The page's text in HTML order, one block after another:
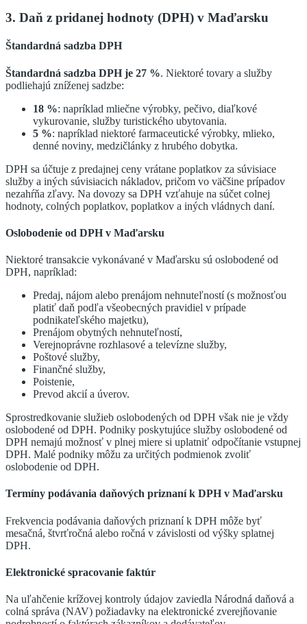
3. Daň z pridanej hodnoty (DPH) v Maďarsku
Štandardná sadzba DPH
Štandardná sadzba DPH je 27 %. Niektoré tovary a služby
podliehajú zníženej sadzbe:
18 %: napríklad mliečne výrobky, pečivo, diaľkové
vykurovanie, služby turistického ubytovania.
5 %: napríklad niektoré farmaceutické výrobky, mlieko,
denné noviny, medzičlánky z hrubého dobytka.
DPH sa účtuje z predajnej ceny vrátane poplatkov za súvisiace
služby a iných súvisiacich nákladov, pričom vo väčšine prípadov
nezahŕňa zľavy. Na dovozy sa DPH vzťahuje na súčet colnej
hodnoty, colných poplatkov, poplatkov a iných vládnych daní.
Oslobodenie od DPH v Maďarsku
Niektoré transakcie vykonávané v Maďarsku sú oslobodené od
DPH, napríklad:
Predaj, nájom alebo prenájom nehnuteľností (s možnosťou
platiť daň podľa všeobecných pravidiel v prípade
podnikateľského majetku),
Prenájom obytných nehnuteľností,
Verejnoprávne rozhlasové a televízne služby,
Poštové služby,
Finančné služby,
Poistenie,
Prevod akcií a úverov.
Sprostredkovanie služieb oslobodených od DPH však nie je vždy
oslobodené od DPH. Podniky poskytujúce služby oslobodené od
DPH nemajú možnosť v plnej miere si uplatniť odpočítanie vstupnej
DPH. Malé podniky môžu za určitých podmienok zvoliť
oslobodenie od DPH.
Termíny podávania daňových priznaní k DPH v Maďarsku
Frekvencia podávania daňových priznaní k DPH môže byť
mesačná, štvrťročná alebo ročná v závislosti od výšky splatnej
DPH.
Elektronické spracovanie faktúr
Na uľahčenie krížovej kontroly údajov zaviedla Národná daňová a
colná správa (NAV) požiadavky na elektronické zverejňovanie